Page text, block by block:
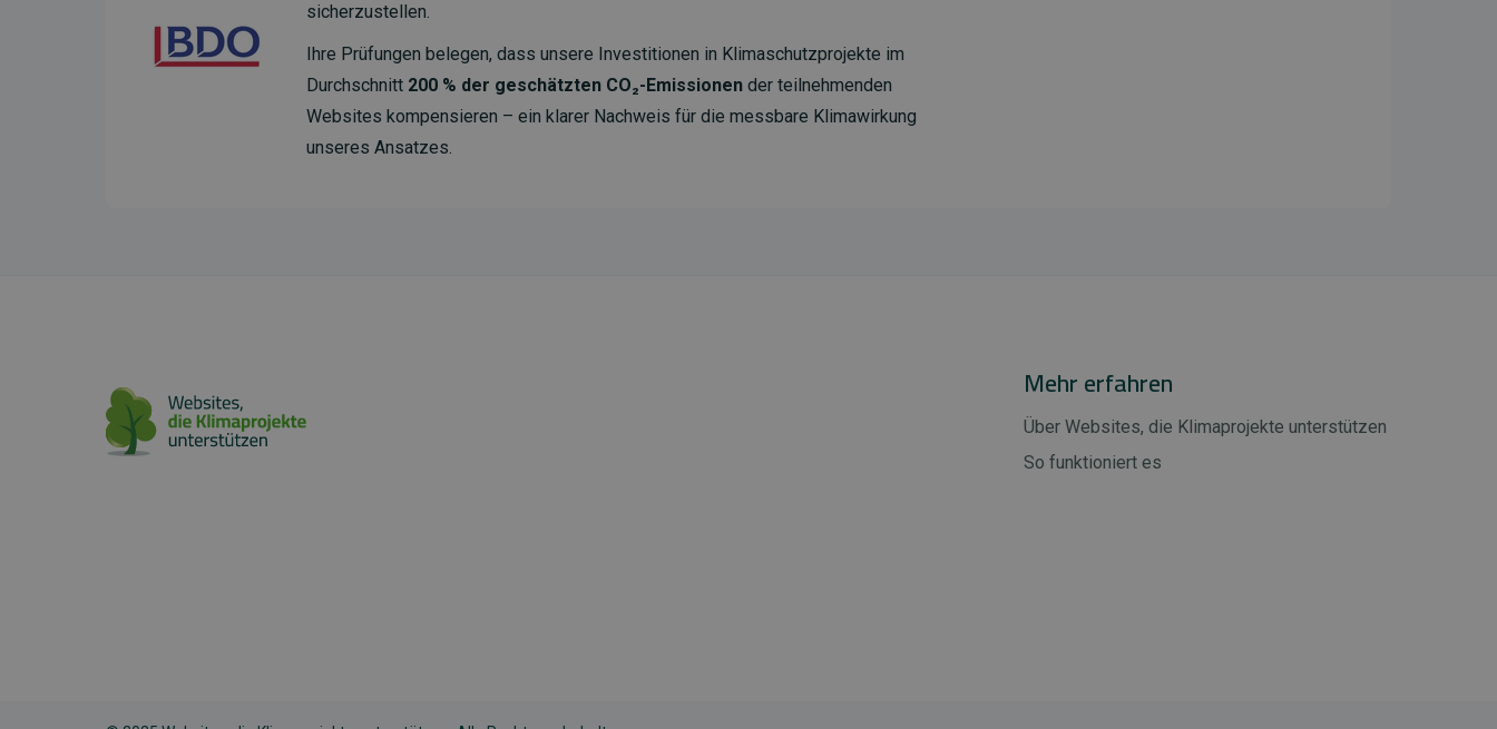
sicherzustellen.
Ihre Prüfungen belegen, dass unsere Investitionen in Klimaschutzprojekte im
Durchschnitt 200 % der geschätzten CO₂-Emissionen der teilnehmenden
Websites kompensieren – ein klarer Nachweis für die messbare Klimawirkung
unseres Ansatzes.
Mehr erfahren
Über Websites, die Klimaprojekte unterstützen
So funktioniert es